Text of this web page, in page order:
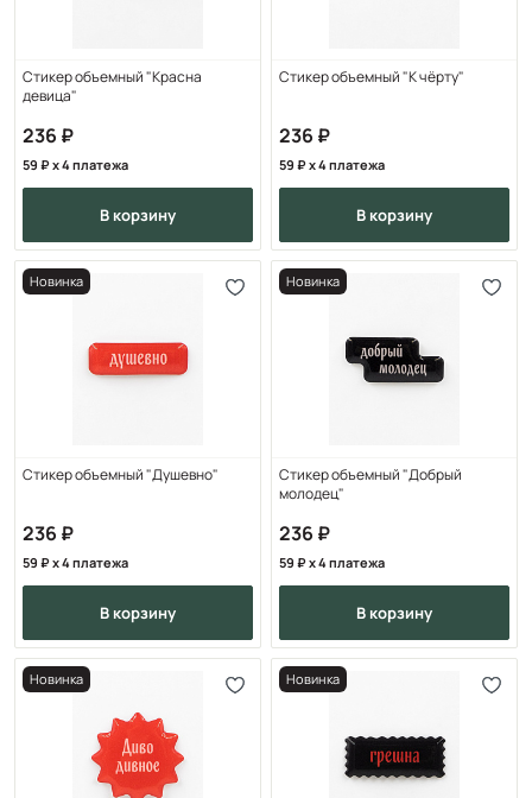
Стикер объемный "Красна
девица"
236
59 x 4 платежа
в корзину
Стикер объемный "К чёрту"
236
59 x 4 платежа
в корзину
Стикер объемный "Душевно"
236
59 x 4 платежа
в корзину
Новинка
Стикер объемный "Добрый
молодец"
236
59 x 4 платежа
в корзину
Новинка
Новинка Новинка